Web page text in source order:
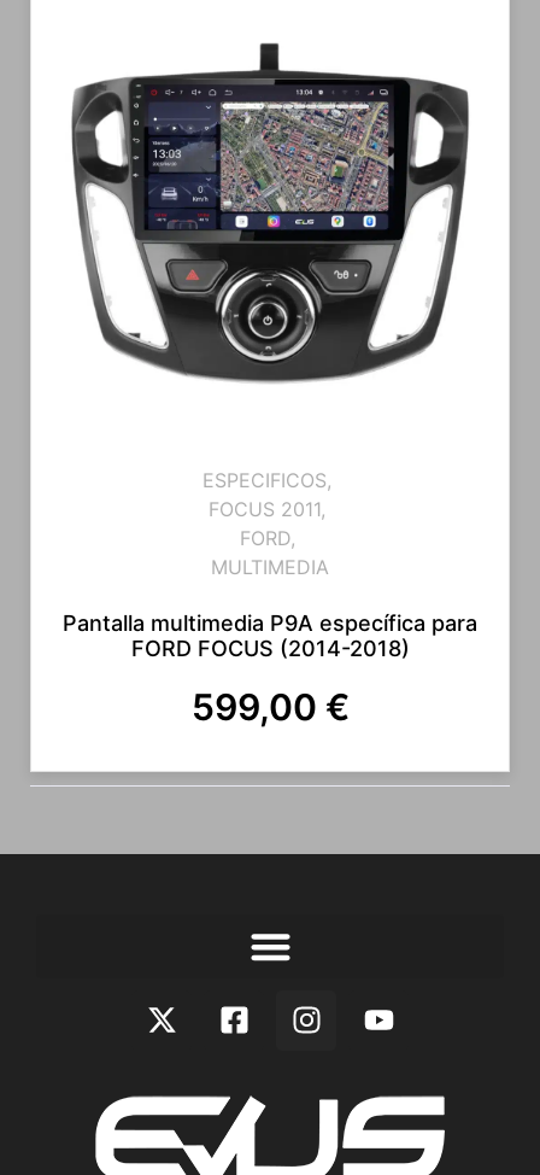
ESPECIFICOS,
FOCUS 2011,
FORD,
MULTIMEDIA
Pantalla multimedia P9A específica para
FORD FOCUS (2014-2018)
599,00 €